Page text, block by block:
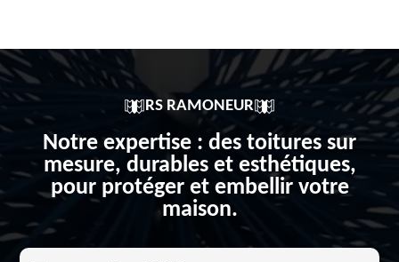
RS RAMONEUR
Notre expertise : des toitures sur
mesure, durables et esthétiques,
pour protéger et embellir votre
maison.